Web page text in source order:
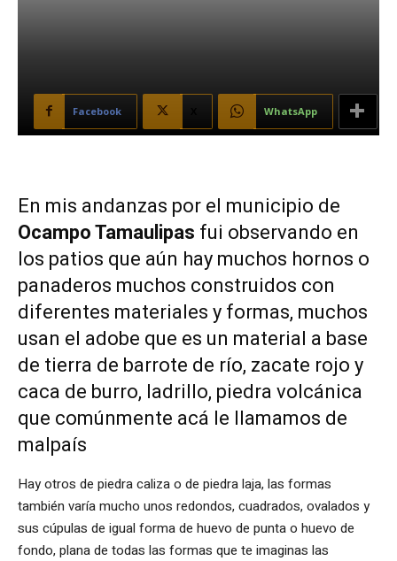
Facebook WhatsApp
En mis andanzas por el municipio de
Ocampo Tamaulipas fui observando en
los patios que aún hay muchos hornos o
panaderos muchos construidos con
diferentes materiales y formas, muchos
usan el adobe que es un material a base
de tierra de barrote de río, zacate rojo y
caca de burro, ladrillo, piedra volcánica
que comúnmente acá le llamamos de
malpaís
Hay otros de piedra caliza o de piedra laja, las formas
también varía mucho unos redondos, cuadrados, ovalados y
sus cúpulas de igual forma de huevo de punta o huevo de
fondo, plana de todas las formas que te imaginas las